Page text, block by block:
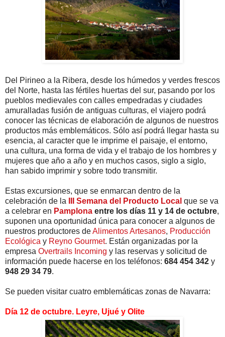
Del Pirineo a la Ribera, desde los húmedos y verdes frescos
del Norte, hasta las fértiles huertas del sur, pasando por los
pueblos medievales con calles empedradas y ciudades
amuralladas fusión de antiguas culturas, el viajero podrá
conocer las técnicas de elaboración de algunos de nuestros
productos más emblemáticos. Sólo así podrá llegar hasta su
esencia, al caracter que le imprime el paisaje, el entorno,
una cultura, una forma de vida y el trabajo de los hombres y
mujeres que año a año y en muchos casos, siglo a siglo,
han sabido imprimir y sobre todo transmitir.
Estas excursiones, que se enmarcan dentro de la
celebración de la
III Semana del Producto Local que se va
a celebrar en Pamplona entre los días 11 y 14 de octubre,
suponen una oportunidad única para conocer a algunos de
nuestros productores deAlimentos Artesanos, Producción
Ecológica y Reyno Gourmet. Están organizadas por la
empresa Overtrails Incoming y las reservas y solicitud de
información puede hacerse en los teléfonos: 684 454 342 y
948 29 34 79.
Se pueden visitar cuatro emblemáticas zonas de Navarra:
Día 12 de octubre. Leyre, Ujué y Olite